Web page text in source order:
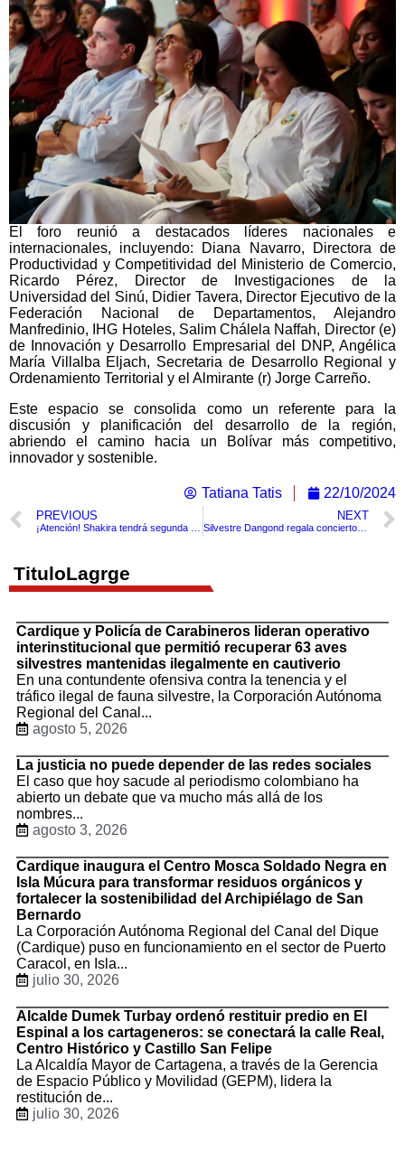
El foro reunió a destacados líderes nacionales e
internacionales, incluyendo: Diana Navarro, Directora de
Productividad y Competitividad del Ministerio de Comercio,
Ricardo Pérez, Director de Investigaciones de la
Universidad del Sinú, Didier Tavera, Director Ejecutivo de la
Federación Nacional de Departamentos, Alejandro
Manfredinio, IHG Hoteles, Salim Chálela Naffah, Director (e)
de Innovación y Desarrollo Empresarial del DNP, Angélica
María Villalba Eljach, Secretaria de Desarrollo Regional y
Ordenamiento Territorial y el Almirante (r) Jorge Carreño.
Este espacio se consolida como un referente para la
discusión y planificación del desarrollo de la región,
abriendo el camino hacia un Bolívar más competitivo,
innovador y sostenible.
Tatiana Tatis 22/10/2024
PREVIOUS
¡Atención! Shakira tendrá segunda fecha de concierto en Barranquilla y se cambia el día de La Guacherna
NEXT
Silvestre Dangond regala concierto gratis en Cartagena: Fecha y Detalles
TituloLagrge
Cardique y Policía de Carabineros lideran operativo
interinstitucional que permitió recuperar 63 aves
silvestres mantenidas ilegalmente en cautiverio
En una contundente ofensiva contra la tenencia y el
tráfico ilegal de fauna silvestre, la Corporación Autónoma
Regional del Canal...
agosto 5, 2026
La justicia no puede depender de las redes sociales
El caso que hoy sacude al periodismo colombiano ha
abierto un debate que va mucho más allá de los
nombres...
agosto 3, 2026
Cardique inaugura el Centro Mosca Soldado Negra en
Isla Múcura para transformar residuos orgánicos y
fortalecer la sostenibilidad del Archipiélago de San
Bernardo
La Corporación Autónoma Regional del Canal del Dique
(Cardique) puso en funcionamiento en el sector de Puerto
Caracol, en Isla...
julio 30, 2026
Alcalde Dumek Turbay ordenó restituir predio en El
Espinal a los cartageneros: se conectará la calle Real,
Centro Histórico y Castillo San Felipe
La Alcaldía Mayor de Cartagena, a través de la Gerencia
de Espacio Público y Movilidad (GEPM), lidera la
restitución de...
julio 30, 2026